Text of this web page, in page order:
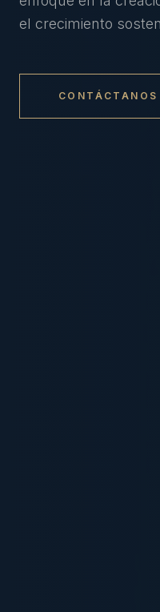
el crecimiento
CONTÁCTANOS